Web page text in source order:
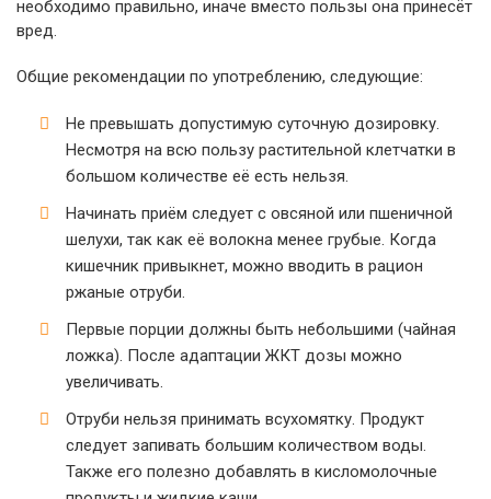
необходимо правильно, иначе вместо пользы она принесёт
вред.
Общие рекомендации по употреблению, следующие:
Не превышать допустимую суточную дозировку.
Несмотря на всю пользу растительной клетчатки в
большом количестве её есть нельзя.
Начинать приём следует с овсяной или пшеничной
шелухи, так как её волокна менее грубые. Когда
кишечник привыкнет, можно вводить в рацион
ржаные отруби.
Первые порции должны быть небольшими (чайная
ложка). После адаптации ЖКТ дозы можно
увеличивать.
Отруби нельзя принимать всухомятку. Продукт
следует запивать большим количеством воды.
Также его полезно добавлять в кисломолочные